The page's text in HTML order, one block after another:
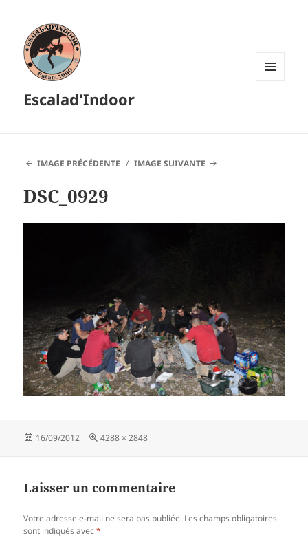
Escalad'Indoor
IMAGE PRÉCÉDENTE IMAGE SUIVANTE
DSC_0929
Publié
16/09/2012
Taille
4288 × 2848
Laisser un commentaire
Votre adresse e-mail ne sera pas publiée. Les champs obligatoires
sont indiqués avec*